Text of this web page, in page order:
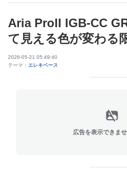
Aria ProII IGB-CC
て見える色が変わる
2026-05-21 05:49:40
テーマ： エレキベース
広告を表示できま